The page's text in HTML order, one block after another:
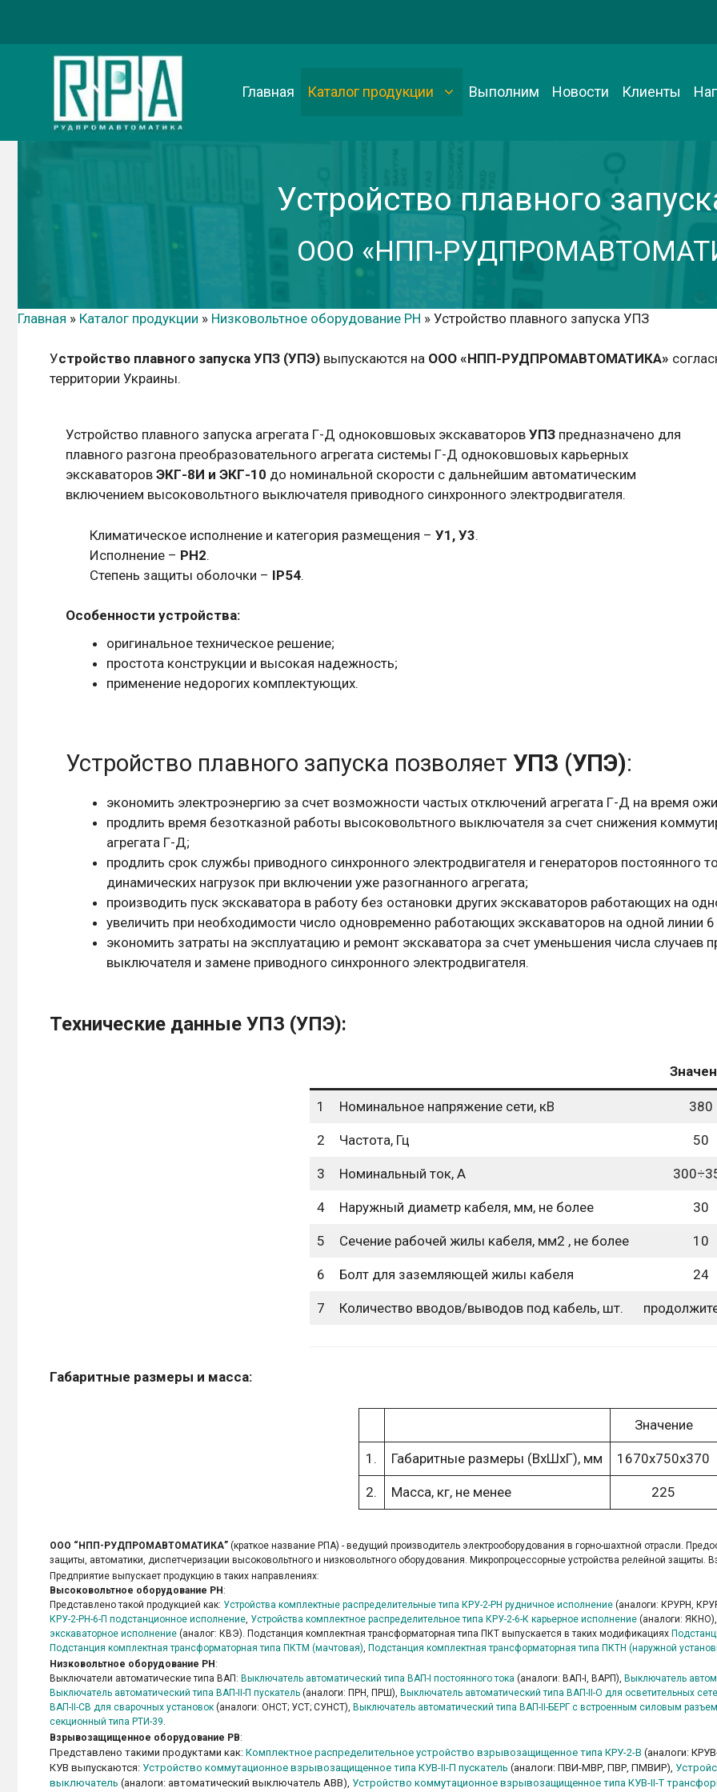
содержимому
Главная Каталог продукции Выполним Новости Клиенты
Устройство плавного
ООО «НПП-
Главная » Каталог продукции » Низковольтное оборудование РН » Устройство плавного запуска УПЗ
Устройство плавного запуска УПЗ (УПЭ) выпускаются на ООО «НПП-РУДПРОМАВТОМАТИКА»
территории Украины.
Устройство плавного запуска агрегата Г-Д одноковшовых экскаваторов УПЗ предназначено для
плавного разгона преобразовательного агрегата системы Г-Д одноковшовых карьерных
экскаваторов ЭКГ-8И и ЭКГ-10 до номинальной скорости с дальнейшим автоматическим
включением высоковольтного выключателя приводного синхронного электродвигателя.
Климатическое исполнение и категория размещения – У1, У3.
Исполнение – РН2.
Степень защиты оболочки – IР54.
Особенности устройства:
оригинальное техническое решение;
простота конструкции и высокая надежность;
применение недорогих комплектующих.
Устройство плавного запуска позволяет УПЗ (УПЭ):
экономить электроэнергию за счет возможности частых отключений агрегата Г-Д на время
продлить время безотказной работы высоковольтного выключателя за счет снижения
агрегата Г-Д;
продлить срок службы приводного синхронного электродвигателя и генераторов постоянного
динамических нагрузок при включении уже разогнанного агрегата;
производить пуск экскаватора в работу без остановки других экскаваторов работающих на
увеличить при необходимости число одновременно работающих экскаваторов на одной линии 6
экономить затраты на эксплуатацию и ремонт экскаватора за счет уменьшения числа случаев
выключателя и замене приводного синхронного электродвигателя.
Технические данные УПЗ (УПЭ):
1 Номинальное напряжение сети, кВ 380
2 Частота, Гц 50
3 Номинальный ток, А
4 Наружный диаметр кабеля, мм, не более 30
5 Сечение рабочей жилы кабеля, мм2 , не более 10
6 Болт для заземляющей жилы кабеля 24
7 Количество вводов/выводов под кабель, шт.
Габаритные размеры и масса:
Значение
1. Габаритные размеры (ВхШхГ), мм 1670х750х370
2. Масса, кг, не менее 225
ООО “НПП-РУДПРОМАВТОМАТИКА” (краткое название РПА) - ведущий производитель электрооборудования в горно-шахтной отрасли.
защиты, автоматики, диспетчеризации высоковольтного и низковольтного оборудования. Микропроцессорные устройства релейной
Предприятие выпускает продукцию в таких направлениях:
Высоковольтное оборудование РН:
Представлено такой продукцией как: Устройства комплектные распределительные типа КРУ-2-РН рудничное исполнение (аналоги: КРУРН,
КРУ-2-РН-6-П подстанционное исполнение Устройства комплектное распределительное типа КРУ-2-6-К карьерное исполнение (аналоги: ЯКНО),
экскаваторное исполнение (аналог: КВЭ). Подстанция комплектная трансформаторная типа ПКТ выпускается в таких модификациях
Подстанция комплектная трансформаторная типа ПКТМ (мачтовая) Подстанция комплектная трансформаторная типа ПКТН (наружной
Низковольтное оборудование РН:
Выключатели автоматические типа ВАП: Выключатель автоматический типа ВАП-І постоянного тока (аналоги: ВАП-І, ВАРП), Выключатель
Выключатель автоматический типа ВАП-ІІ-П пускатель (аналоги: ПРН, ПРШ), Выключатель автоматический типа ВАП-ІІ-О для осветительных
ВАП-ІІ-СВ для сварочных установок (аналоги: ОНСТ; УСТ; СУНСТ), Выключатель автоматический типа ВАП-ІІ-БЕРГ с встроенным силовым
секционный типа РТИ-39
Взрывозащищенное оборудование РВ:
Представлено такими продуктами как: Комплектное распределительное устройство взрывозащищенное типа КРУ-2-В (аналоги:
КУВ выпускаются: Устройство коммутационное взрывозащищенное типа КУВ-II-П пускатель (аналоги: ПВИ-МВР, ПВР, ПМВИР),
выключатель (аналоги: автоматический выключатель АВВ), Устройство коммутационное взрывозащищенное типа КУВ-II-Т